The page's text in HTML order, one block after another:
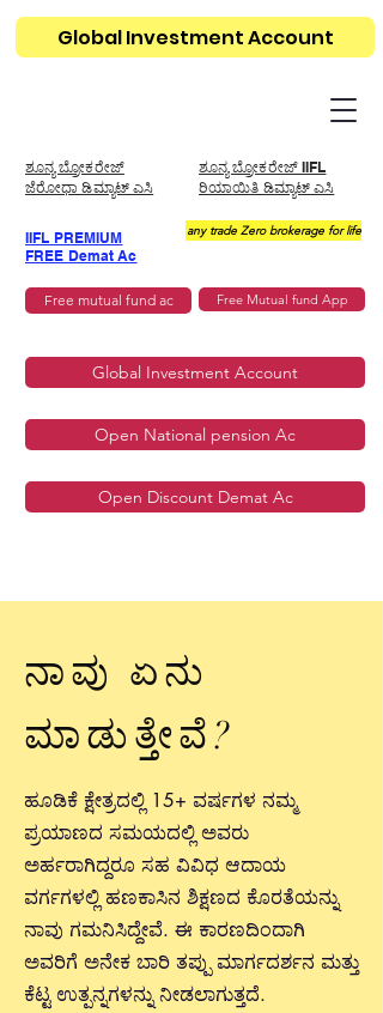
ಶೂನ್ಯ ಬ್ರೋಕರೇಜ್
ಜೆರೋಧಾ ಡಿಮ್ಯಾಟ್ ಎಸಿ
ಶೂನ್ಯ ಬ್ರೋಕರೇಜ್ IIFL
ರಿಯಾಯಿತಿ ಡಿಮ್ಯಾಟ್ ಎಸಿ
IIFL PREMIUM
FREE Demat Ac
any trade Zero brokerage for life
Free Mutual fund App
Global Investment Account
Open National pension Ac
Open Discount Demat Ac
Free mutual fund ac
Global Investment Account
ನಾವು ಏನು
ಮಾಡುತ್ತೇವೆ?
ಹೂಡಿಕೆ ಕ್ಷೇತ್ರದಲ್ಲಿ 15+ ವರ್ಷಗಳ ನಮ್ಮ
ಪ್ರಯಾಣದ ಸಮಯದಲ್ಲಿ ಅವರು
ಅರ್ಹರಾಗಿದ್ದರೂ ಸಹ ವಿವಿಧ ಆದಾಯ
ವರ್ಗಗಳಲ್ಲಿ ಹಣಕಾಸಿನ ಶಿಕ್ಷಣದ ಕೊರತೆಯನ್ನು
ನಾವು ಗಮನಿಸಿದ್ದೇವೆ. ಈ ಕಾರಣದಿಂದಾಗಿ
ಅವರಿಗೆ ಅನೇಕ ಬಾರಿ ತಪ್ಪು ಮಾರ್ಗದರ್ಶನ ಮತ್ತು
ಕೆಟ್ಟ ಉತ್ಪನ್ನಗಳನ್ನು ನೀಡಲಾಗುತ್ತದೆ.